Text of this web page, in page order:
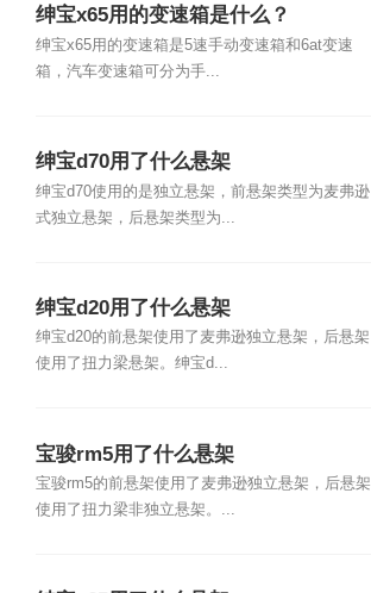
绅宝x65用的变速箱是什么？
绅宝x65用的变速箱是5速手动变速箱和6at变速
箱，汽车变速箱可分为手...
绅宝d70用了什么悬架
绅宝d70使用的是独立悬架，前悬架类型为麦弗逊
式独立悬架，后悬架类型为...
绅宝d20用了什么悬架
绅宝d20的前悬架使用了麦弗逊独立悬架，后悬架
使用了扭力梁悬架。绅宝d...
宝骏rm5用了什么悬架
宝骏rm5的前悬架使用了麦弗逊独立悬架，后悬架
使用了扭力梁非独立悬架。...